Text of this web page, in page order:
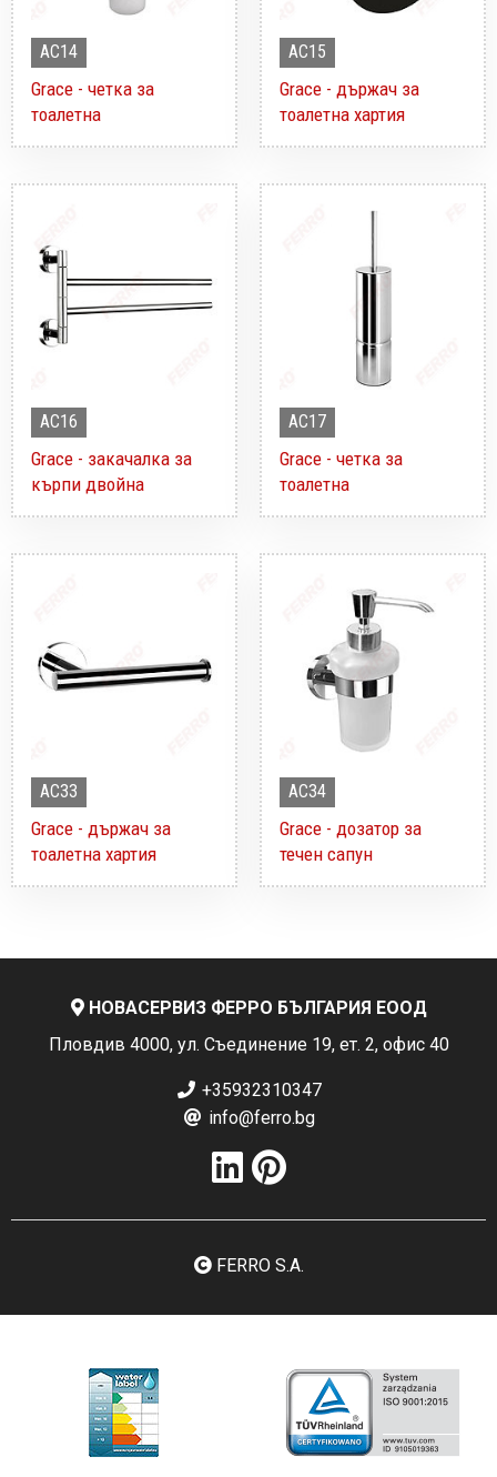
AC14
Grace - четка за
тоалетна
AC15
Grace - държач за
тоалетна хартия
AC16
Grace - закачалка за
кърпи двойна
AC17
Grace - четка за
тоалетна
AC33
Grace - държач за
тоалетна хартия
AC34
Grace - дозатор за
течен сапун
НОВАСЕРВИЗ ФЕРРО БЪЛГАРИЯ ЕООД
Пловдив 4000, ул. Съединение 19, ет. 2, офис 40
+35932310347
info@ferro.bg
FERRO S.A.